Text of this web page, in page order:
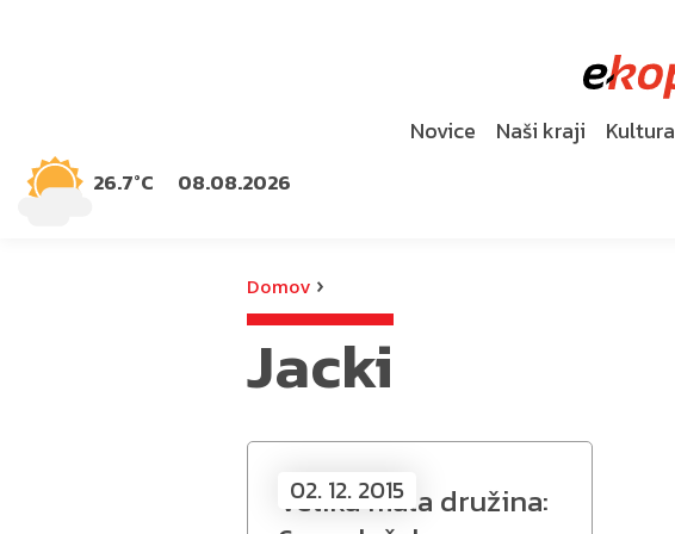
26.7°C 08.08.2026
Novice Naši kraji Kultura
Domov ›
Jacki
02. 12. 2015
Velika mala družina: